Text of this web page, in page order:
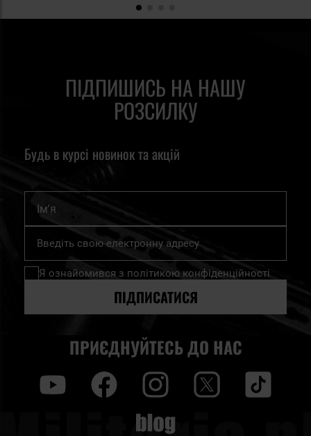
ПІДПИШИСЬ НА НАШУ
РОЗСИЛКУ
Будь в курсі новинок та акцій
Підпишіться
нашу
розсилку
Я ознайомився з політикою конфіденційності
ПІДПИСАТИСЯ
ПРИЄДНУЙТЕСЬ ДО НАС
Blog